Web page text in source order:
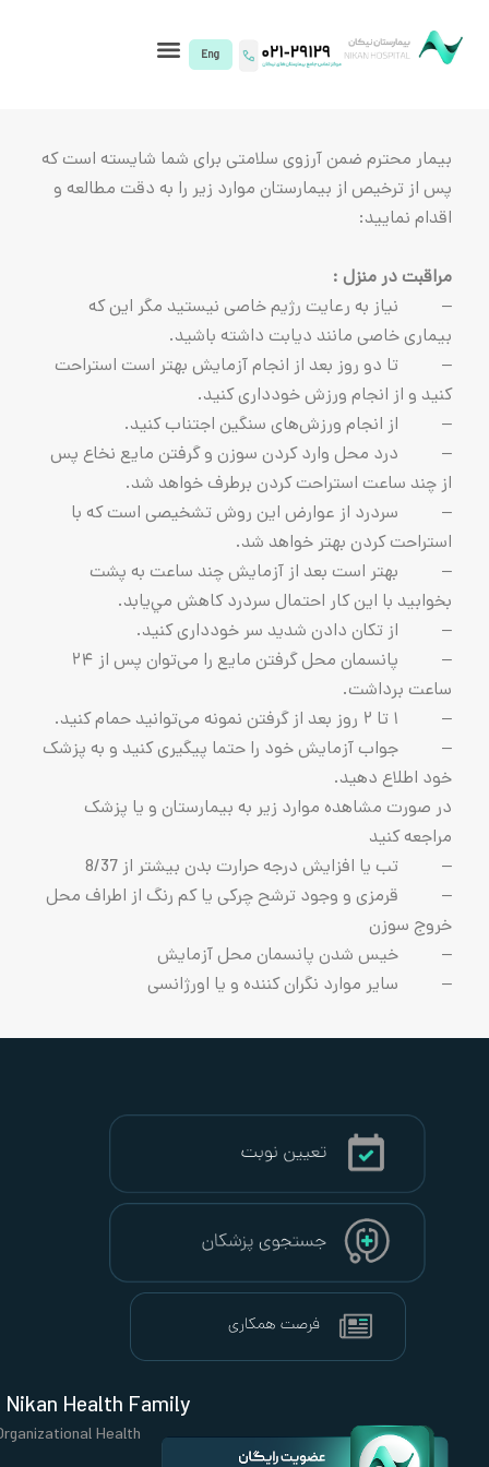
آرزوی سلامتی برای شما شایسته است که
موارد زیر را به دقت مطالعه و
رژیم خاصی نیستید مگر این که
دیابت داشته باشید.
از انجام آزمایش بهتر است استراحت
خودداری کنید.
سنگین اجتناب کنید.
کردن سوزن و گرفتن مایع نخاع پس
کردن برطرف خواهد شد.
این روش تشخیصی است که با
خواهد شد.
از آزمايش چند ساعت به پشت
احتمال سردرد كاهش مي‌يابد.
شدید سر خودداری کنید.
– پانسمان محل گرفتن مایع را می‌توان پس از ۲۴
خود را حتما پیگیری کنید و به پزشک
زیر به بیمارستان و یا پزشک
حرارت بدن بیشتر از 8/37
ترشح چرکی یا کم رنگ از اطراف محل
محل آزمایش
کننده و یا اورژانسی
Nikan Health Family
Organizational Health